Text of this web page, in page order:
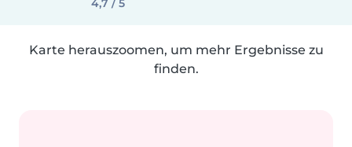
4,7 / 5
Karte herauszoomen, um mehr Ergebnisse zu
finden.